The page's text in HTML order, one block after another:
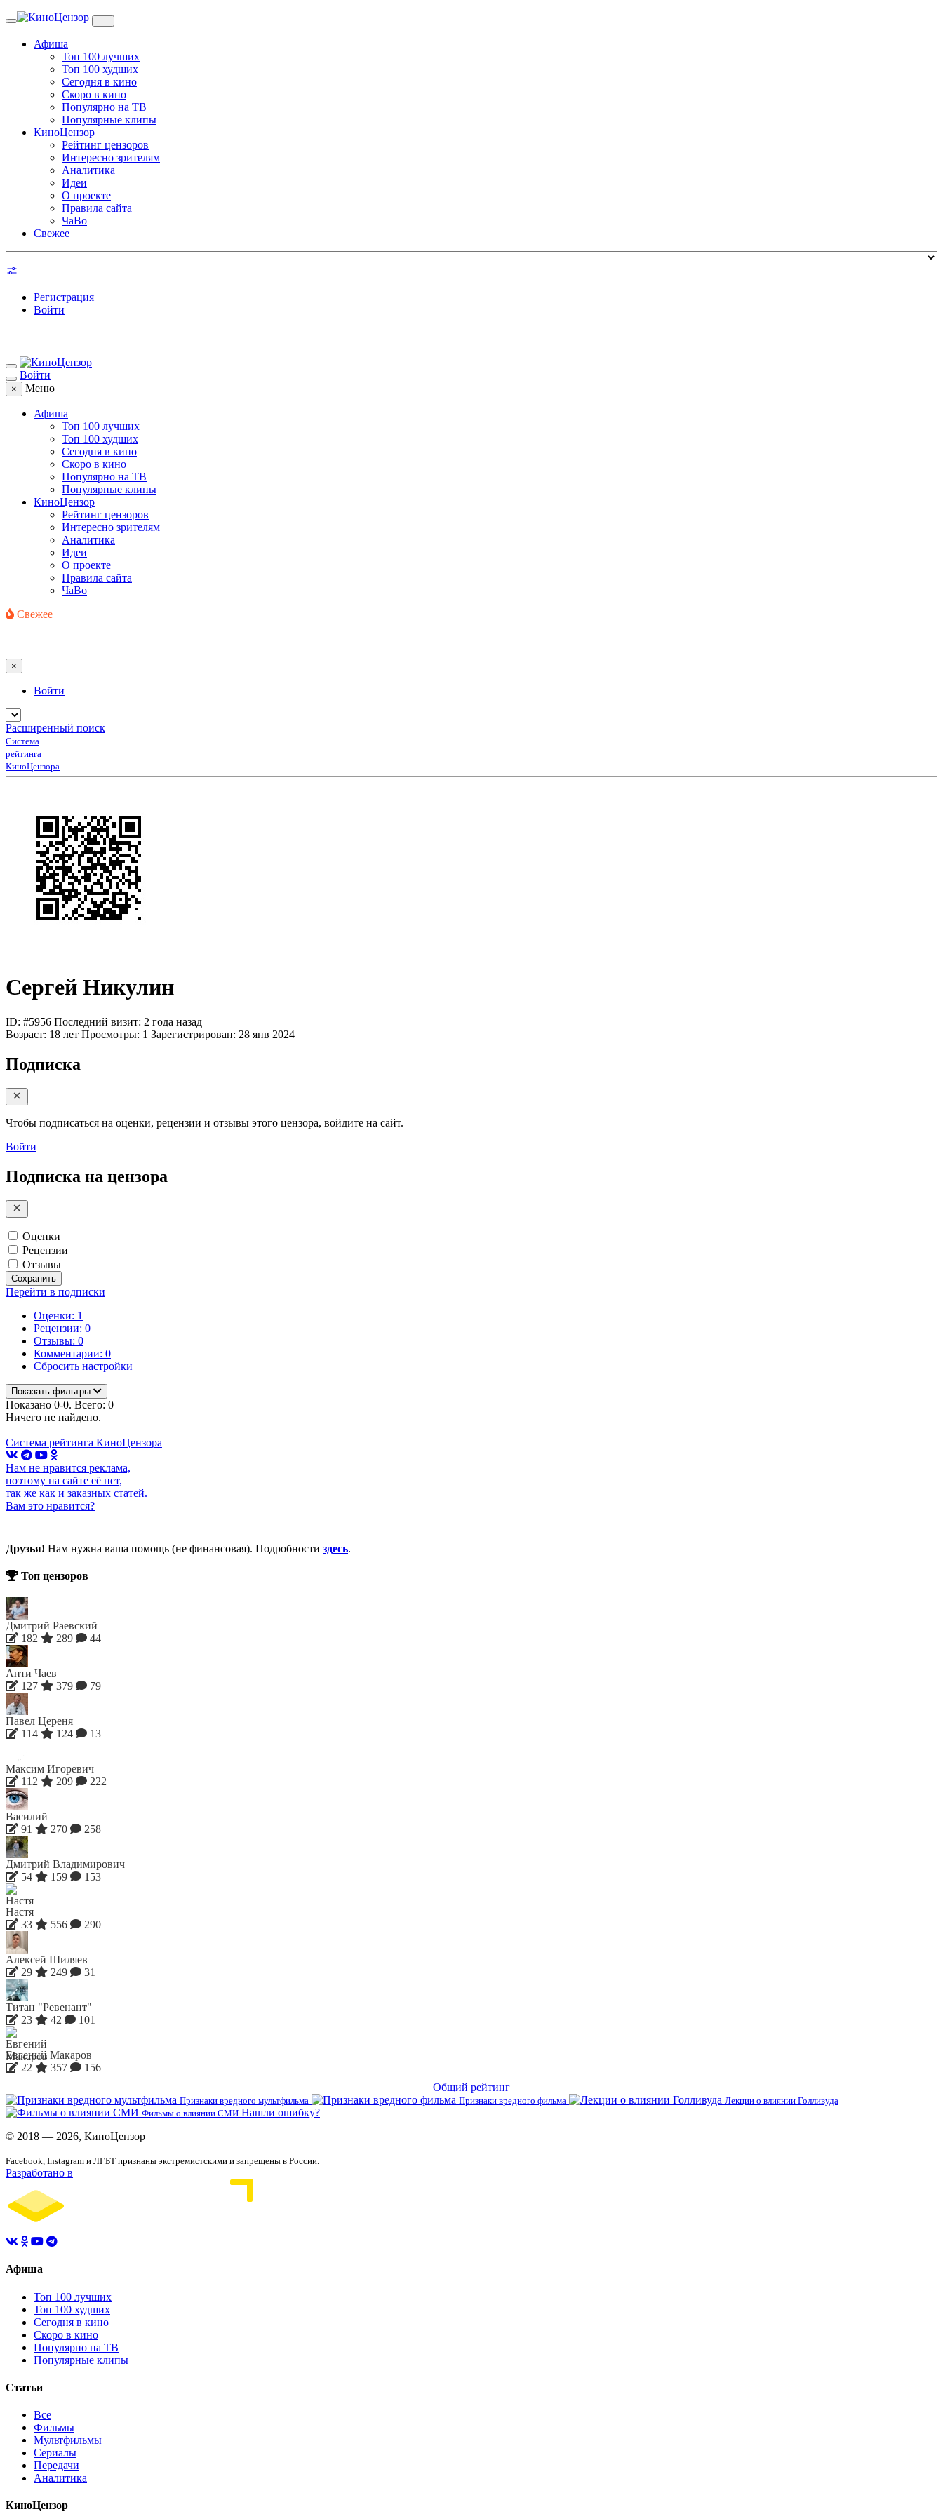
Toggle
Афиша
Топ 100 лучших
Топ 100 худших
Сегодня в кино
Скоро в кино
Популярно на ТВ
Популярные клипы
КиноЦензор
Рейтинг цензоров
Интересно зрителям
Аналитика
Идеи
О проекте
Правила сайта
ЧаВо
Свежее
Регистрация
Войти
Войти
× Меню
Афиша
Топ 100 лучших
Топ 100 худших
Сегодня в кино
Скоро в кино
Популярно на ТВ
Популярные клипы
КиноЦензор
Рейтинг цензоров
Интересно зрителям
Аналитика
Идеи
О проекте
Правила сайта
ЧаВо
Свежее
×
Войти
Расширенный поиск
Система
рейтинга
КиноЦензора
Сергей Никулин
ID: #5956 Последний визит: 2 года назад
Возраст: 18 лет Просмотры: 1 Зарегистрирован: 28 янв 2024
Подписка
Чтобы подписаться на оценки, рецензии и отзывы этого цензора, войдите на сайт.
Войти
Подписка на цензора
Оценки
Рецензии
Отзывы
Сохранить
Перейти в подписки
Оценки: 1
Рецензии: 0
Отзывы: 0
Комментарии: 0
Сбросить настройки
Показать фильтры
Показано 0-0. Всего: 0
Ничего не найдено.
Система рейтинга КиноЦензора
Нам не нравится реклама,
поэтому на сайте её нет,
так же как и заказных статей.
Вам это нравится?
Друзья! Нам нужна ваша помощь (не финансовая). Подробности здесь.
Топ цензоров
Дмитрий Раевский
182
289 44
Анти Чаев
127
379 79
Павел Цереня
114
124 13
Максим Игоревич
112
209 222
Василий
91
270 258
Дмитрий Владимирович
54
159 153
Настя
33
556 290
Алексей Шиляев
29
249 31
Титан "Ревенант"
23
42 101
Евгений Макаров
22
357
156
Общий рейтинг
Признаки вредного мультфильма Признаки вредного фильма
Лекции о влиянии Голливуда
Фильмы о влиянии СМИ Нашли ошибку?
© 2018 — 2026, КиноЦензор
Facebook, Instagram и ЛГБТ признаны экстремистскими и запрещены в России.
Разработано в
Афиша
Топ 100 лучших
Топ 100 худших
Сегодня в кино
Скоро в кино
Популярно на ТВ
Популярные клипы
Статьи
Все
Фильмы
Мультфильмы
Сериалы
Передачи
Аналитика
КиноЦензор